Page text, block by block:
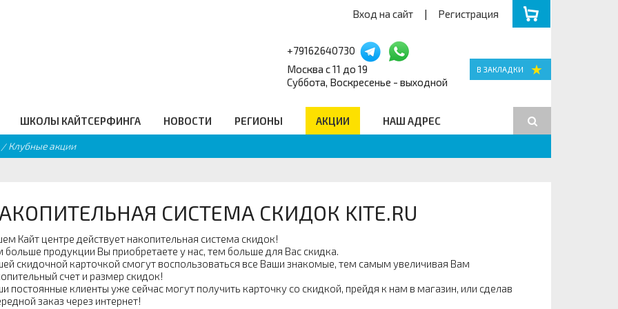
Вход на сайт | Регистрация
+79162640730
Москва с 11 до 19
Суббота, Воскресенье - выходной
Балансборды
Гидро Аксессуары
ШКОЛЫ КАЙТСЕРФИНГА НОВОСТИ РЕГИОНЫ АКЦИИ НАШ АДРЕС
Клубные акции
СИСТЕМА СКИДОК KITE.RU
Кайт центре действует накопительная система скидок!
больше продукции Вы приобретаете у нас, тем больше для Вас скидка.
скидочной карточкой смогут воспользоваться все Ваши знакомые, тем самым увеличивая Вам
счет и размер скидок!
постоянные клиенты уже сейчас могут получить карточку со скидкой, прейдя к нам в магазин, или сделав
заказ через интернет!